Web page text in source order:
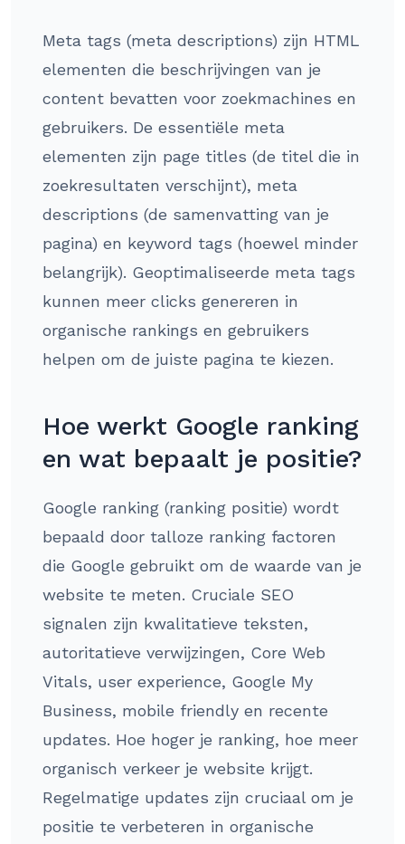
Meta tags (meta descriptions) zijn HTML
elementen die beschrijvingen van je
content bevatten voor zoekmachines en
gebruikers. De essentiële meta
elementen zijn page titles (de titel die in
zoekresultaten verschijnt), meta
descriptions (de samenvatting van je
pagina) en keyword tags (hoewel minder
belangrijk). Geoptimaliseerde meta tags
kunnen meer clicks genereren in
organische rankings en gebruikers
helpen om de juiste pagina te kiezen.
Hoe werkt Google ranking
en wat bepaalt je positie?
Google ranking (ranking positie) wordt
bepaald door talloze ranking factoren
die Google gebruikt om de waarde van je
website te meten. Cruciale SEO
signalen zijn kwalitatieve teksten,
autoritatieve verwijzingen, Core Web
Vitals, user experience, Google My
Business, mobile friendly en recente
updates. Hoe hoger je ranking, hoe meer
organisch verkeer je website krijgt.
Regelmatige updates zijn cruciaal om je
positie te verbeteren in organische